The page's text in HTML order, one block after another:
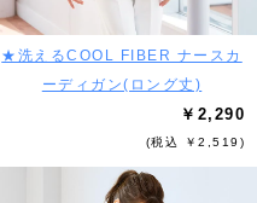
★洗えるCOOL FIBER ナースカ
ーディガン(ロング丈)
￥2,290
(税込 ￥2,519)